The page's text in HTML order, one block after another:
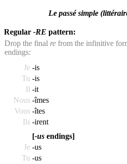
Le passé simple
Regular -RE pattern:
Drop the final re from the infinitive
endings:
Je -is
Tu -is
Il -it
Nous -îmes
Vous -îtes
Ils -irent
[-us endings]
Je -us
Tu -us